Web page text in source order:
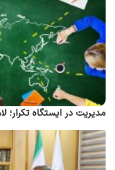
مدیریت در ایستگاه